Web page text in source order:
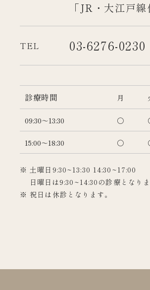
「JR・大江戸
TEL 03-6276-0230
診療時間 月
09:30～13:30 〇
15:00～18:30 〇
※ 土曜日9:30~13:30 14:30~17:00
日曜日は9:30~14:30の診療となりま
※ 祝日は休診となります。